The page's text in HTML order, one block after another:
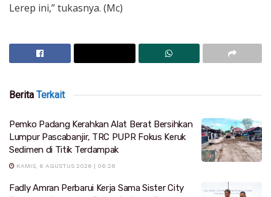
Lerep ini,” tukasnya. (Mc)
Berita Terkait
Pemko Padang Kerahkan Alat Berat Bersihkan
Lumpur Pascabanjir, TRC PUPR Fokus Keruk
Sedimen di Titik Terdampak
KAMIS, 6 AGUSTUS 2026 | 06:28
Fadly Amran Perbarui Kerja Sama Sister City